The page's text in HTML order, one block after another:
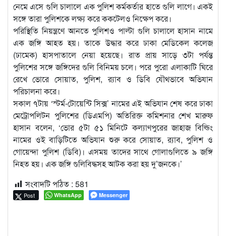
নেমে এসে গুলি চালালে এক পুলিশ কর্মকর্তার হাতে গুলি লাগে। একই
সঙ্গে তারা পুলিশকে লক্ষ্য করে ককটেলও নিক্ষেপ করে।
পরিস্থিতি নিয়ন্ত্রণে আনতে পুলিশও পাল্টা গুলি চালালে হাসান নামে
এক জঙ্গি আহত হয়। তাকে উদ্ধার করে ঢাকা মেডিকেল কলেজ
(ঢামেক) হাসপাতালে নেয়া হয়েছে। রাত প্রায় সাড়ে ৩টা পর্যন্ত
পুলিশের সঙ্গে জঙ্গিদের গুলি বিনিময় চলে। পরে পুরো এলাকাটি ঘিরে
রেখে ভোরে সোয়াত, পুলিশ, র‌্যাব ও ডিবি যৌথভাবে অভিযান
পরিচালনা করে।
সকাল ৭টায় ‘স্টর্ম-টোয়েন্টি সিক্স’ নামের এই অভিযান শেষ করে ঢাকা
মেট্রোপলিটন পুলিশের (ডিএমপি) অতিরিক্ত কমিশনার শেখ মারুফ
হাসান বলেন, ‘ভোর ৫টা ৫১ মিনিটে কল্যাণপুরের জাহাজ বিল্ডিং
নামের ওই বাড়িটিতে অভিযান শুরু করে সোয়াত, র‌্যাব, পুলিশ ও
গোয়েন্দা পুলিশ (ডিবি)। এসময় তাদের সাথে গোলাগুলিতে ৯ জঙ্গি
নিহত হয়। এক জঙ্গি গুলিবিদ্ধসহ আটক করা হয় দু’জনকে।’
সংবাদটি পঠিত : 581
Post WhatsApp Messenger